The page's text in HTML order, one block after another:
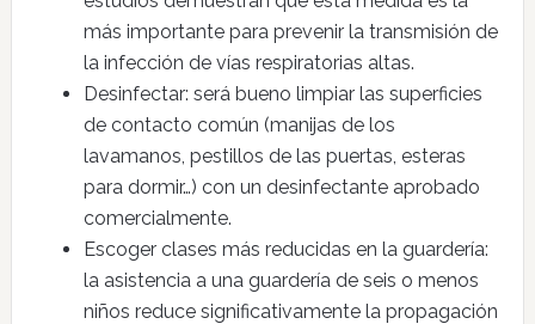
más importante para prevenir la transmisión de
la infección de vías respiratorias altas.
Desinfectar: será bueno limpiar las superficies
de contacto común (manijas de los
lavamanos, pestillos de las puertas, esteras
para dormir…) con un desinfectante aprobado
comercialmente.
Escoger clases más reducidas en la guardería:
la asistencia a una guardería de seis o menos
niños reduce significativamente la propagación